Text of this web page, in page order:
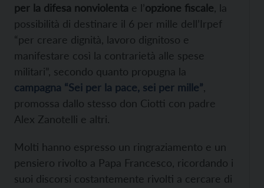
per la difesa nonviolenta e l’opzione fiscale , la
possibilità di destinare il 6 per mille dell’Irpef
“per creare dignità, lavoro dignitoso e
manifestare così la contrarietà alle spese
militari”, secondo quanto propugna la
campagna “Sei per la pace, sei per mille”
promossa dallo stesso don Ciotti con padre
Alex Zanotelli e altri.
Molti hanno espresso un ringraziamento e un
pensiero rivolto a Papa Francesco, ricordando i
suoi discorsi costantemente rivolti a cercare di